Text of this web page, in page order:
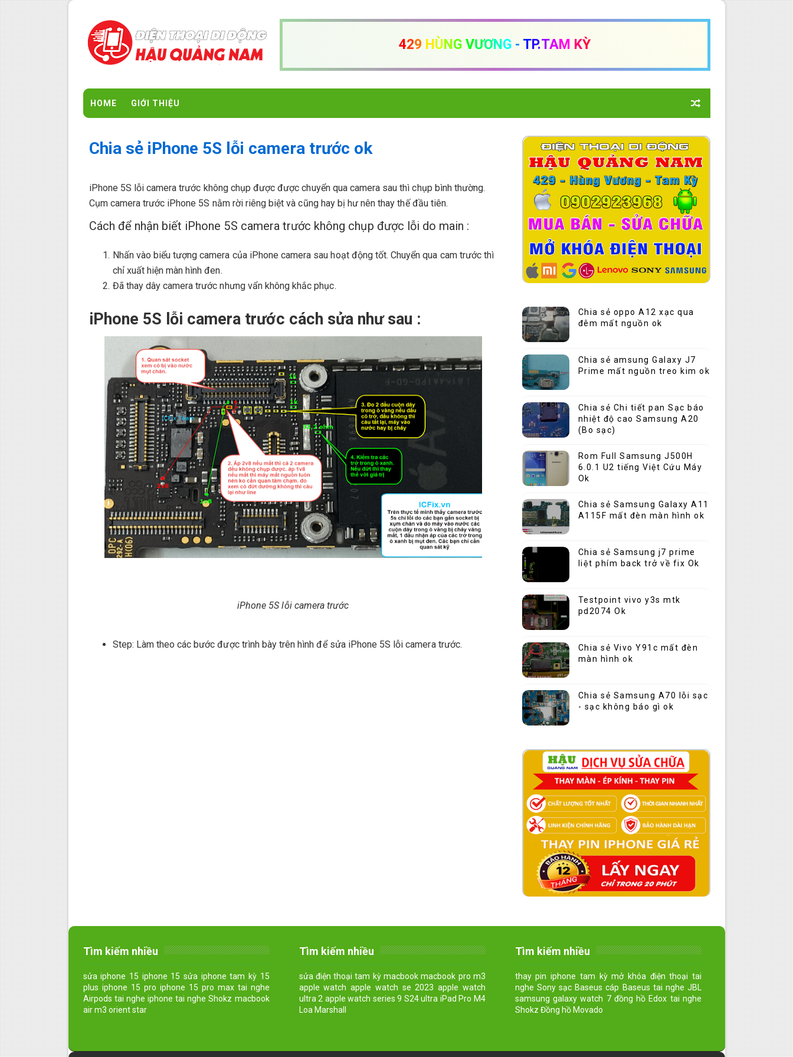
429 H ÙN G VƯƠN G - TP.TAM KỲ
HOME GIỚI THIỆU
Chia sẻ iPhone 5S lỗi camera trước ok
iPhone 5S lỗi camera trước không chụp được được chuyển qua camera sau thì chụp bình thường.
Cụm camera trước iPhone 5S nằm rời riêng biệt và cũng hay bị hư nên thay thế đầu tiên.
Cách để nhận biết iPhone 5S camera trước không chụp được lỗi do main :
Nhấn vào biểu tượng camera của iPhone camera sau hoạt động tốt. Chuyển qua cam trước thì
chỉ xuất hiện màn hình đen.
Đã thay dây camera trước nhưng vẩn không khắc phục.
iPhone 5S lỗi camera trước cách sửa như sau :
iPhone 5S lỗi camera trước
Step: Làm theo các bước được trình bày trên hình để sửa iPhone 5S lỗi camera trước.
Chia sẻ oppo A12 xạc qua
đêm mất nguồn ok
Chia sẻ amsung Galaxy J7
Prime mất nguồn treo kim ok
Chia sẻ Chi tiết pan Sạc báo
nhiệt độ cao Samsung A20
(Bo sạc)
Rom Full Samsung J500H
6.0.1 U2 tiếng Việt Cứu Máy
Ok
Chia sẻ Samsung Galaxy A11
A115F mất đèn màn hình ok
Chia sẻ Samsung j7 prime
liệt phím back trở về fix Ok
Testpoint vivo y3s mtk
pd2074 Ok
Chia sẻ Vivo Y91c mất đèn
màn hình ok
Chia sẻ Samsung A70 lỗi sạc
- sạc không báo gì ok
Tìm kiếm nhiều
sửa iphone 15 iphone 15 sửa iphone tam kỳ 15
plus iphone 15 pro iphone 15 pro max tai nghe
Airpods tai nghe iphone tai nghe Shokz macbook
air m3 orient star
Tìm kiếm nhiều
sửa điện thoại tam kỳ macbook macbook pro m3
apple watch apple watch se 2023 apple watch
ultra 2 apple watch series 9 S24 ultra iPad Pro M4
Loa Marshall
Tìm kiếm nhiều
thay pin iphone tam kỳ mở khóa điện thoại tai
nghe Sony sạc Baseus cáp Baseus tai nghe JBL
samsung galaxy watch 7 đồng hồ Edox tai nghe
Shokz Đồng hồ Movado